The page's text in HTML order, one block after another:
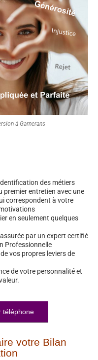
à Garnerans
des métiers
entretien avec une
correspondent à votre
en seulement quelques
par un expert certifié
Professionnelle
vos propres leviers de
de votre personnalité et
téléphone
votre Bilan